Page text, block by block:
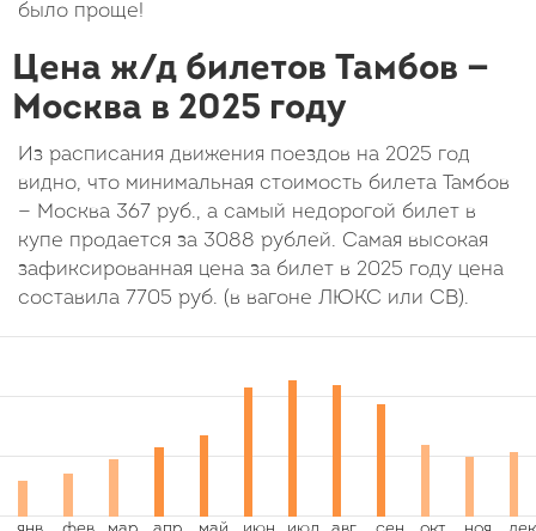
было проще!
Цена ж/д билетов Тамбов —
Москва в 2025 году
Из расписания движения поездов на 2025 год
видно, что минимальная стоимость билета Тамбов
— Москва 367 руб., а самый недорогой билет в
купе продается за 3088 рублей. Самая высокая
зафиксированная цена за билет в 2025 году цена
составила 7705 руб. (в вагоне ЛЮКС или СВ).